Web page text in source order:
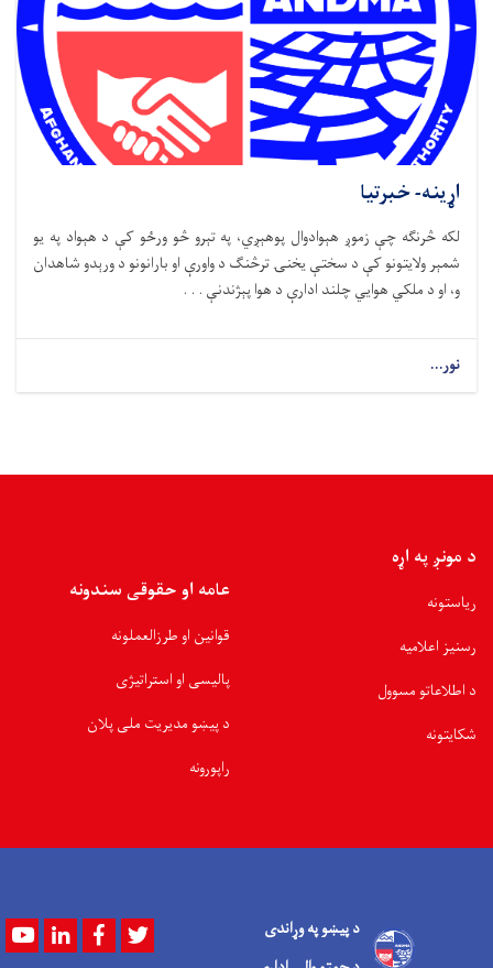
اړینه- خبرتیا
لکه څرنګه چې زموږ هېوادوال پوهېږي، په تېرو څو ورځو کې د هېواد په یو
شمېر ولایتونو کې د سختې یخنۍ ترڅنګ د واورې او بارانونو د ورېدو شاهدان
و، او د ملکي هوايي چلند ادارې د هوا پېژندنې . . .
نور...
د مونږ په اړه
ریاستونه
رسنیز اعلامیه
د اطلاعاتو مسوول
شکایتونه
عامه او حقوقی سندونه
قوانین او طرزالعملونه
پالیسی او استراتیژی
د پیښو مدیریت ملی پلان
راپورونه
د پیښو په وړاندی
YoutubeLinkedInFacebook